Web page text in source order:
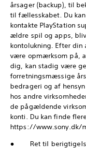
årsager (backup), til
til fællesskabet. Du
kontakte PlayStation
ældre spil og apps,
kontolukning. Efter
være opmærksom på,
dig, kan stadig være
forretningsmæssige
bedrageri og af
hos andre
de pågældende
konti. Du kan finde
https://www.sony.dk/
● Ret til